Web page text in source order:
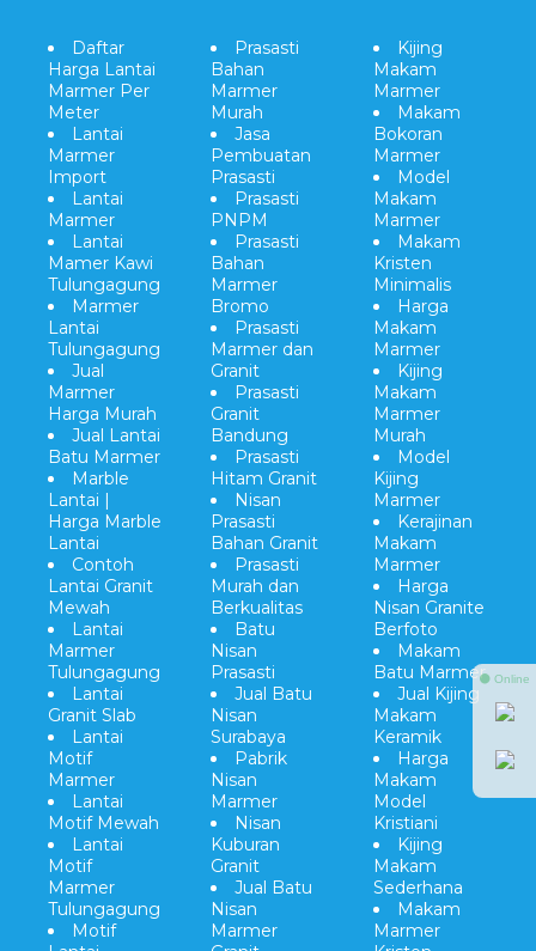
Daftar
Harga Lantai
Marmer Per
Meter
Lantai
Marmer
Import
Lantai
Marmer
Lantai
Mamer Kawi
Tulungagung
Marmer
Lantai
Tulungagung
Jual
Marmer
Harga Murah
Jual Lantai
Batu Marmer
Marble
Lantai |
Harga Marble
Lantai
Contoh
Lantai Granit
Mewah
Lantai
Marmer
Tulungagung
Lantai
Granit Slab
Lantai
Motif
Marmer
Lantai
Motif Mewah
Lantai
Motif
Marmer
Tulungagung
Motif
Prasasti
Bahan
Marmer
Murah
Jasa
Pembuatan
Prasasti
Prasasti
PNPM
Prasasti
Bahan
Marmer
Bromo
Prasasti
Marmer dan
Granit
Prasasti
Granit
Bandung
Prasasti
Hitam Granit
Nisan
Prasasti
Bahan Granit
Prasasti
Murah dan
Berkualitas
Batu
Nisan
Prasasti
Jual Batu
Nisan
Surabaya
Pabrik
Nisan
Marmer
Nisan
Kuburan
Granit
Jual Batu
Nisan
Marmer
Kijing
Makam
Marmer
Makam
Bokoran
Marmer
Model
Makam
Marmer
Makam
Kristen
Minimalis
Harga
Makam
Marmer
Kijing
Makam
Marmer
Murah
Model
Kijing
Marmer
Kerajinan
Makam
Marmer
Harga
Nisan Granite
Berfoto
Makam
Batu Marmer
Jual Kijing
Makam
Keramik
Harga
Makam
Model
Kristiani
Kijing
Makam
Sederhana
Makam
Marmer
⚫ Online